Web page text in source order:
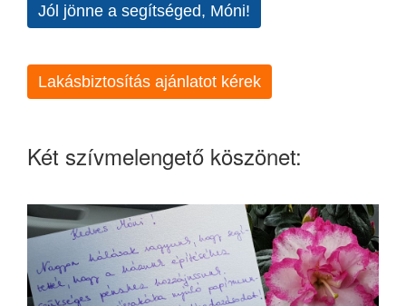
Jól jönne a segítséged, Móni!
Lakásbiztosítás ajánlatot kérek
Két szívmelengető köszönet: